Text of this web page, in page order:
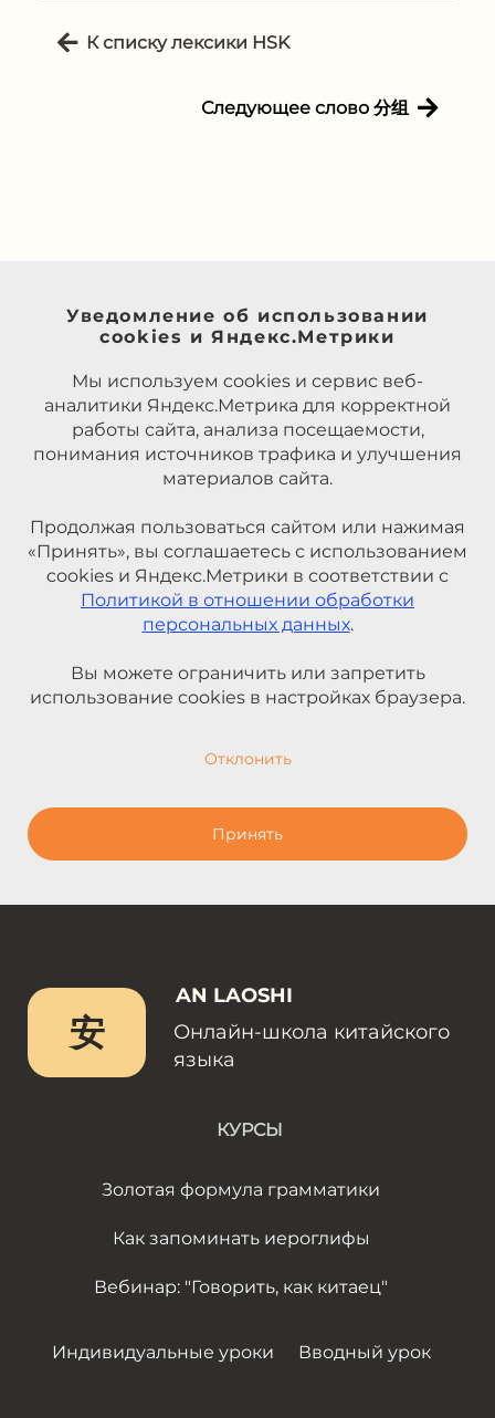
К списку лексики HSK
Следующее слово 分组
Уведомление об использовании
cookies и Яндекс.Метрики
Мы используем cookies и сервис веб-
аналитики Яндекс.Метрика для корректной
работы сайта, анализа посещаемости,
понимания источников трафика и улучшения
материалов сайта.
Продолжая пользоваться сайтом или нажимая
«Принять», вы соглашаетесь с использованием
cookies и Яндекс.Метрики в соответствии с
Политикой в отношении обработки
персональных данных.
Вы можете ограничить или запретить
использование cookies в настройках браузера.
Отклонить
Принять
安
AN LAOSHI
Онлайн-школа китайского
языка
КУРСЫ
Золотая формула грамматики
Как запоминать иероглифы
Вебинар: "Говорить, как китаец"
Индивидуальные уроки Вводный урок